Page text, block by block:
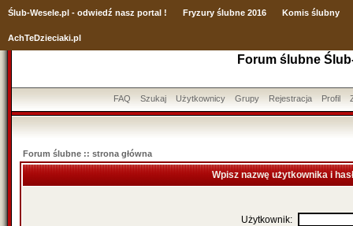
Ślub-Wesele.pl - odwiedź nasz portal ! Fryzury ślubne 2016 Komis ślubny
AchTeDzieciaki.pl
Forum ślubne
FAQ Szukaj Użytkownicy Grupy Rejestracja Profil
Forum ślubne :: strona główna
Wpisz nazwę użytkownika i
Użytkownik: